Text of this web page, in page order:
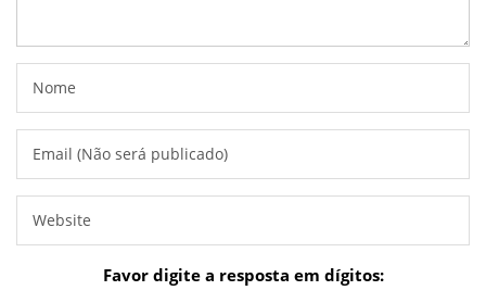
Favor digite a resposta em dígitos: